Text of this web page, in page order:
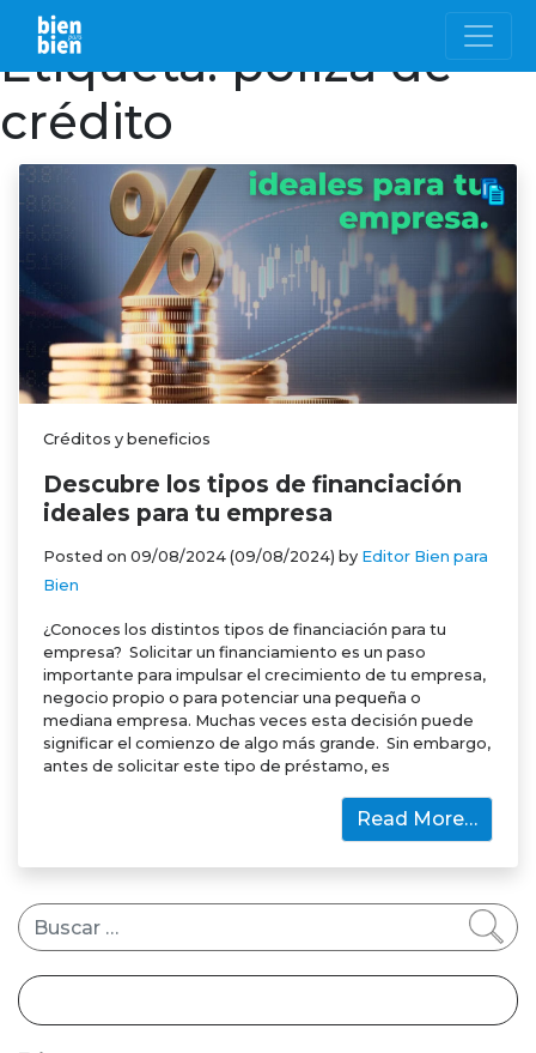
Etiqueta:póliza de
crédito
Créditos y beneficios
Descubre los tipos de financiación
ideales para tu empresa
Posted on 09/08/2024 (09/08/2024) by Editor Bien para
Bien
¿Conoces los distintos tipos de financiación para tu
empresa? Solicitar un financiamiento es un paso
importante para impulsar el crecimiento de tu empresa,
negocio propio o para potenciar una pequeña o
mediana empresa. Muchas veces esta decisión puede
significar el comienzo de algo más grande. Sin embargo,
antes de solicitar este tipo de préstamo, es
Read More…
Buscar